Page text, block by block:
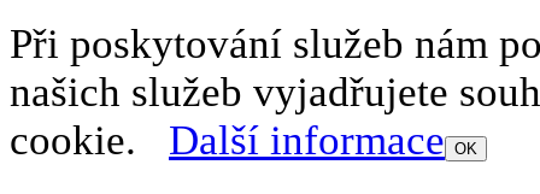
Při poskytování služeb nám
našich služeb vyjadřujete
cookie. Další informace